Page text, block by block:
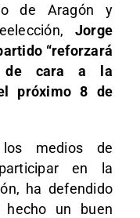
de Aragón y
Jorge
“reforzará
de cara a la
próximo 8 de
medios de
en la
ha defendido
un buen